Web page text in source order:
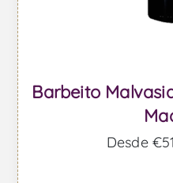
Barbeito
Desde